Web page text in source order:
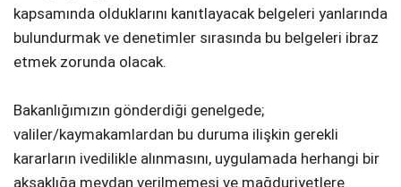
kapsamında olduklarını kanıtlayacak belgeleri yanlarında
bulundurmak ve denetimler sırasında bu belgeleri ibraz
etmek zorunda olacak.
Bakanlığımızın gönderdiği genelgede;
valiler/kaymakamlardan bu duruma ilişkin gerekli
kararların ivedilikle alınmasını, uygulamada herhangi bir
aksaklığa meydan verilmemesi ve mağduriyetlere